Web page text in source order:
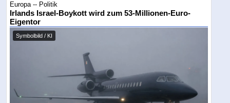
Europa -- Politik
Irlands Israel-Boykott wird zum 53-Millionen-Euro-
Eigentor
Symbolbild / KI